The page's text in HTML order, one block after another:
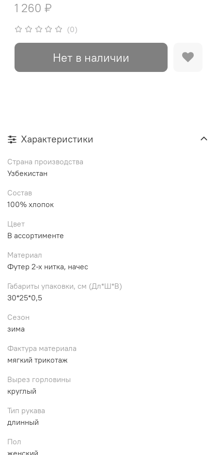
(0)
1 260 ₽
Нет в наличии
Характеристики
Страна производства
Узбекистан
Состав
100% хлопок
Цвет
В ассортименте
Материал
Футер 2-х нитка, начес
Габариты упаковки, см (Дл*Ш*В)
30*25*0,5
Сезон
зима
Фактура материала
мягкий трикотаж
Вырез горловины
круглый
Тип рукава
длинный
Пол